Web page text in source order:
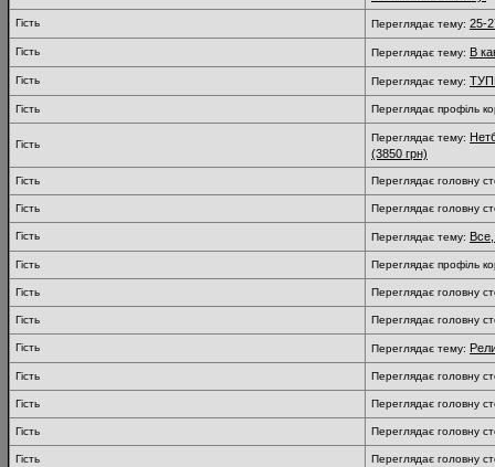
Гість Переглядає тему: 25-
Гість Переглядає тему: В
Гість Переглядає тему:
Гість Переглядає профіль
Гість
Переглядає тему:
(3850 грн)
Гість Переглядає головну
Гість Переглядає головну
Гість Переглядає тему:
Гість Переглядає профіль
Гість Переглядає головну
Гість Переглядає головну
Гість Переглядає тему:
Гість Переглядає головну
Гість Переглядає головну
Гість Переглядає головну
Гість Переглядає головну